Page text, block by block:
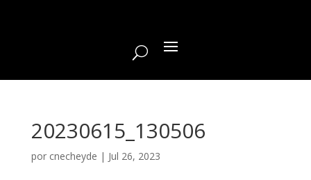
20230615_130506
por cnecheyde | Jul 26, 2023